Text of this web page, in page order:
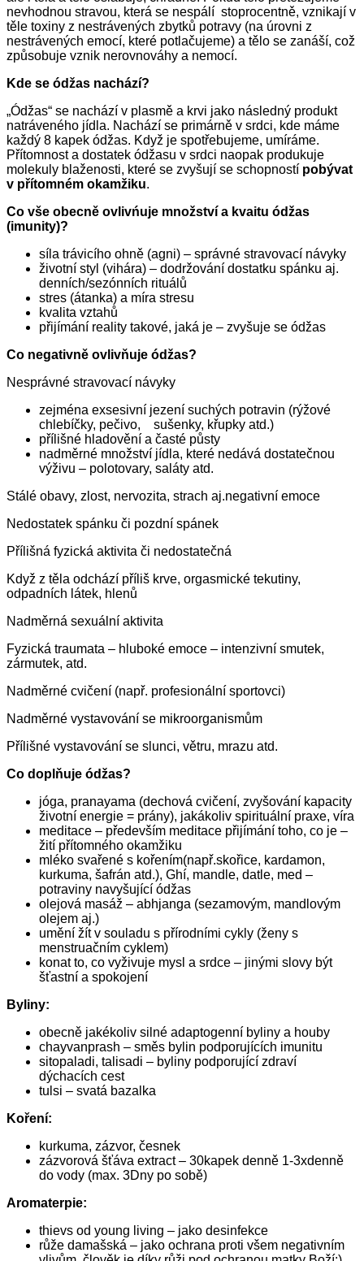
nevhodnou stravou, která se nespálí stoprocentně, vznikají v
těle toxiny z nestrávených zbytků potravy (na úrovni z
nestrávených emocí, které potlačujeme) a tělo se zanáší, což
způsobuje vznik nerovnováhy a nemocí.
Kde se ódžas nachází?
„Ódžas“ se nachází v plasmě a krvi jako následný produkt
natráveného jídla. Nachází se primárně v srdci, kde máme
každý 8 kapek ódžas. Když je spotřebujeme, umíráme.
Přítomnost a dostatek ódžasu v srdci naopak produkuje
molekuly blaženosti, které se zvyšují se schopností pobývat
v přítomném okamžiku.
Co vše obecně ovlivńuje množství a kvaitu ódžas
(imunity)?
síla trávicího ohně (agni) – správné stravovací návyky
životní styl (vihára) – dodržování dostatku spánku aj.
denních/sezónních rituálů
stres (átanka) a míra stresu
kvalita vztahů
přijímání reality takové, jaká je – zvyšuje se ódžas
Co negativně ovlivňuje ódžas?
Nesprávné stravovací návyky
zejména exsesivní jezení suchých potravin (rýžové
chlebíčky, pečivo, sušenky, křupky atd.)
přílišné hladovění a časté půsty
nadměrné množství jídla, které nedává dostatečnou
výživu – polotovary, saláty atd.
Stálé obavy, zlost, nervozita, strach aj.negativní emoce
Nedostatek spánku či pozdní spánek
Přílišná fyzická aktivita či nedostatečná
Když z těla odchází příliš krve, orgasmické tekutiny,
odpadních látek, hlenů
Nadměrná sexuální aktivita
Fyzická traumata – hluboké emoce – intenzivní smutek,
zármutek, atd.
Nadměrné cvičení (např. profesionální sportovci)
Nadměrné vystavování se mikroorganismům
Přílišné vystavování se slunci, větru, mrazu atd.
Co doplňuje ódžas?
jóga, pranayama (dechová cvičení, zvyšování kapacity
životní energie = prány), jakákoliv spirituální praxe, víra
meditace – především meditace přijímání toho, co je –
žití přítomného okamžiku
mléko svařené s kořením(např.skořice, kardamon,
kurkuma, šafrán atd.), Ghí, mandle, datle, med –
potraviny navyšující ódžas
olejová masáž – abhjanga (sezamovým, mandlovým
olejem aj.)
umění žít v souladu s přírodními cykly (ženy s
menstruačním cyklem)
konat to, co vyživuje mysl a srdce – jinými slovy být
šťastní a spokojení
Byliny:
obecně jakékoliv silné adaptogenní byliny a houby
chayvanprash – směs bylin podporujících imunitu
sitopaladi, talisadi – byliny podporující zdraví
dýchacích cest
tulsi – svatá bazalka
Koření:
kurkuma, zázvor, česnek
zázvorová šťáva extract – 30kapek denně 1-3xdenně
do vody (max. 3Dny po sobě)
Aromaterpie:
thievs od young living – jako desinfekce
růže damašská – jako ochrana proti všem negativním